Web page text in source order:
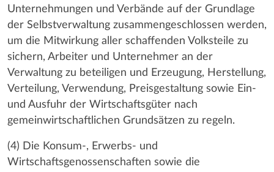
Unternehmungen und Verbände auf der Grundlage
der Selbstverwaltung zusammengeschlossen werden,
um die Mitwirkung aller schaffenden Volksteile zu
sichern, Arbeiter und Unternehmer an der
Verwaltung zu beteiligen und Erzeugung, Herstellung,
Verteilung, Verwendung, Preisgestaltung sowie Ein-
und Ausfuhr der Wirtschaftsgüter nach
gemeinwirtschaftlichen Grundsätzen zu regeln.
(4) Die Konsum-, Erwerbs- und
Wirtschaftsgenossenschaften sowie die